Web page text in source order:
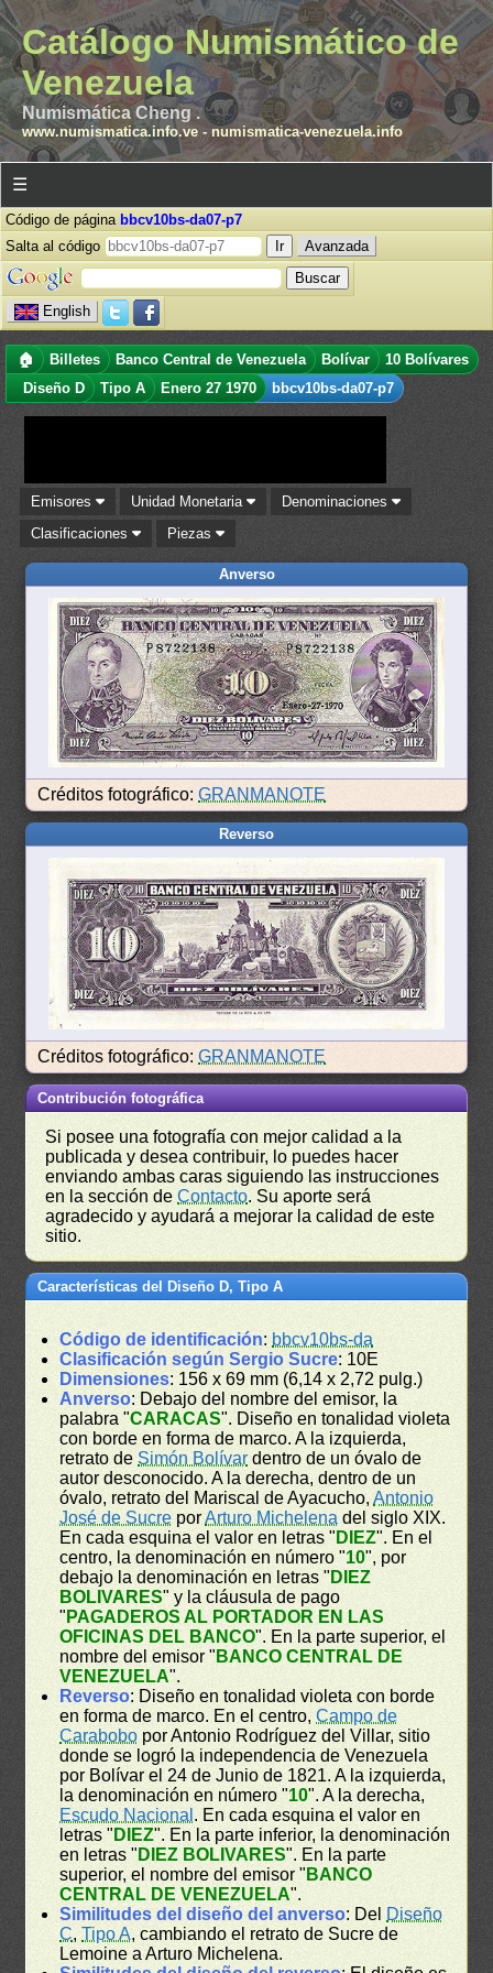
Catálogo Numismático de
Venezuela
Numismática Cheng .
www.numismatica.info.ve- numismatica-venezuela.info
☰
Código de página bbcv10bs-da07-p7
Salta al código
Avanzada
English
🏠 Billetes Banco Central de Venezuela Bolívar
10 Bolívares
Diseño D
Tipo A Enero 27 1970 bbcv10bs-da07-p7
Emisores Unidad Monetaria
Denominaciones
Clasificaciones
Piezas
Anverso
Créditos fotográfico:GRANMANOTE
Reverso
Créditos fotográfico:GRANMANOTE
Contribución fotográfica
Si posee una fotografía con mejor calidad a la
publicada y desea contribuir, lo puedes hacer
enviando ambas caras siguiendo las instrucciones
en la sección deContacto. Su aporte será
agradecido y ayudará a mejorar la calidad de este
sitio.
Características del Diseño D, Tipo A
Código de identificación: bbcv10bs-da
Clasificación según Sergio Sucre: 10E
Dimensiones: 156 x 69 mm (6,14 x 2,72 pulg.)
Anverso: Debajo del nombre del emisor, la
palabra "CARACAS". Diseño en tonalidad violeta
con borde en forma de marco. A la izquierda,
retrato deSimón Bolívar dentro de un óvalo de
autor desconocido. A la derecha, dentro de un
óvalo, retrato del Mariscal de Ayacucho,Antonio
José de Sucre porArturo Michelena del siglo XIX.
En cada esquina el valor en letras " DIEZ". En el
centro, la denominación en número "10", por
debajo la denominación en letras " DIEZ
BOLIVARES" y la cláusula de pago
" PAGADEROS AL PORTADOR EN LAS
OFICINAS DEL BANCO". En la parte superior, el
nombre del emisor " BANCO CENTRAL DE
VENEZUELA".
Reverso: Diseño en tonalidad violeta con borde
en forma de marco. En el centro,Campo de
Carabobo por Antonio Rodríguez del Villar, sitio
donde se logró la independencia de Venezuela
por Bolívar el 24 de Junio de 1821. A la izquierda,
la denominación en número "10". A la derecha,
Escudo Nacional . En cada esquina el valor en
letras " DIEZ". En la parte inferior, la denominación
en letras " DIEZ BOLIVARES". En la parte
superior, el nombre del emisor " BANCO
CENTRAL DE VENEZUELA".
Similitudes del diseño del anverso: Del Diseño
C,Tipo A, cambiando el retrato de Sucre de
Lemoine a Arturo Michelena.